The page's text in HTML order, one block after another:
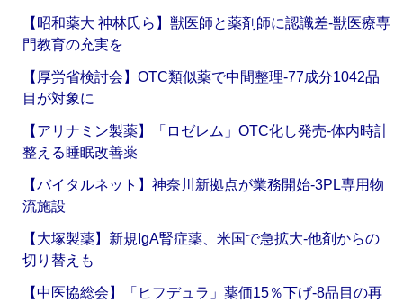
【昭和薬大 神林氏ら】獣医師と薬剤師に認識差‐獣医療専
門教育の充実を
【厚労省検討会】OTC類似薬で中間整理‐77成分1042品
目が対象に
【アリナミン製薬】「ロゼレム」OTC化し発売‐体内時計
整える睡眠改善薬
【バイタルネット】神奈川新拠点が業務開始‐3PL専用物
流施設
【大塚製薬】新規IgA腎症薬、米国で急拡大‐他剤からの
切り替えも
【中医協総会】「ヒフデュラ」薬価15％下げ‐8品目の再